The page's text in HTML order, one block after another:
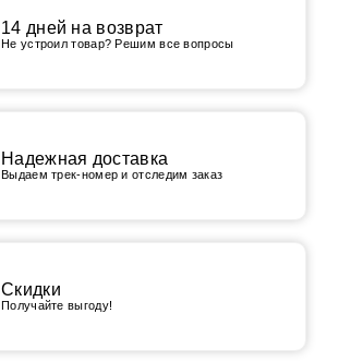
14 дней на возврат
Не устроил товар? Решим все вопросы
Надежная доставка
Выдаем трек-номер и отследим заказ
Скидки
Получайте выгоду!